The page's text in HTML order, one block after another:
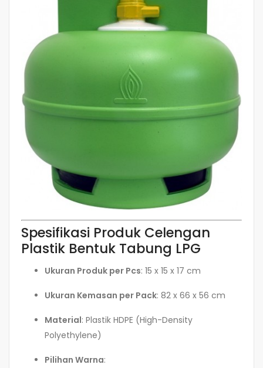
Spesifikasi Produk Celengan
Plastik Bentuk Tabung LPG
Ukuran Produk per Pcs: 15 x 15 x 17 cm
Ukuran Kemasan per Pack: 82 x 66 x 56 cm
Material: Plastik HDPE (High-Density
Polyethylene)
Pilihan Warna: